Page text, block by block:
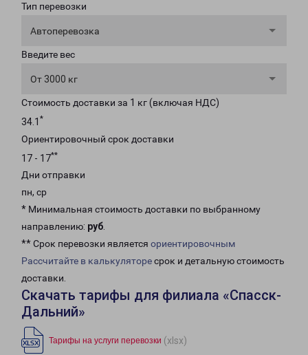
Тип перевозки
Автоперевозка
Введите вес
От 3000 кг
Стоимость доставки за 1 кг (включая НДС)
34.1 *
Ориентировочный срок доставки
17 - 17**
Дни отправки
пн, ср
* Минимальная стоимость доставки по выбранному
направлению: руб.
** Срок перевозки является ориентировочным
Рассчитайте в калькуляторесрок и детальную стоимость
доставки.
Скачать тарифы для филиала «Спасск-
Дальний»
Тарифы на услуги перевозки (xlsx)